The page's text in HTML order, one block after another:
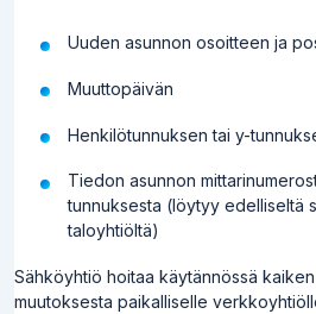
Uuden asunnon osoitteen ja
Muuttopäivän
Henkilötunnuksen tai y-
Tiedon asunnon
tunnuksesta (löytyy edelliseltä
taloyhtiöltä)
Sähköyhtiö hoitaa käytännössä kaiken
muutoksesta paikalliselle